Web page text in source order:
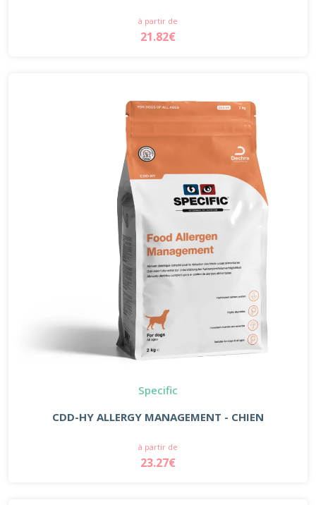
à partir de
21.82€
Specific
CDD-HY ALLERGY MANAGEMENT - CHIEN
à partir de
23.27€